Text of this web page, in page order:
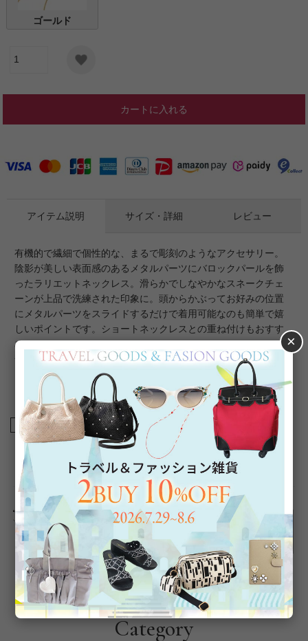
ゴールド
カートに入れる
アイテム説明
有機的で繊細で個性的な、まるで彫刻のようなアクセサリー。
陰影が美しい表面感のあるメタルパーツにバロックパールを飾
ったラリエットネックレス。滑らかでしなやかなスネークチェ
ーンが上品で洗練された印象に。頭からかぶってお好みの位置
にメタルパーツをスライドするだけで着用可能なのも簡単で嬉
しいポイントです。ショートネックレスとの重ね付けもおすす
め。
普段着からフォーマルなワンピース・ドレスまで幅広い洋服に
マッチする、品よく個性を表現したい大人のおしゃれにぴった
りなネックレスです。
サイズ・詳細 レビュー
商品番号 1251094
返品について
Category
×